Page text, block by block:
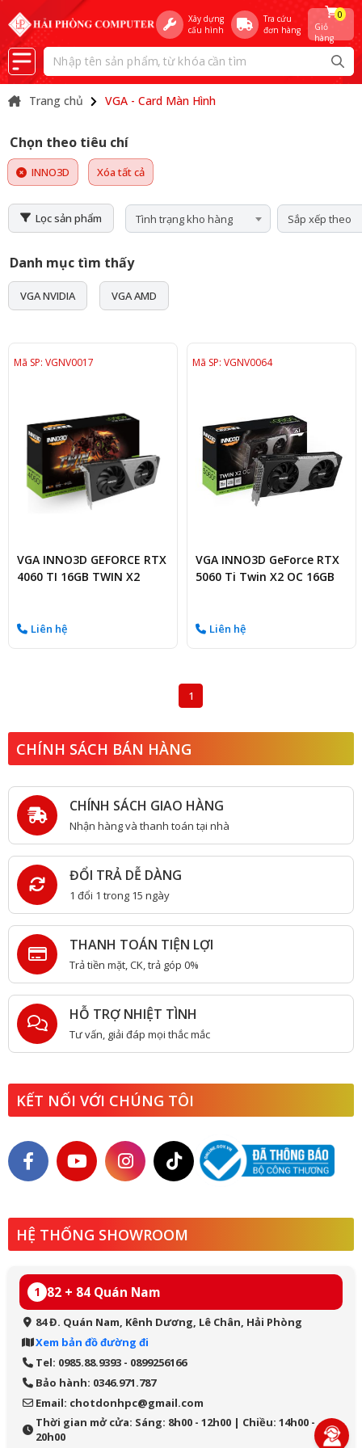
Xây dựng
cấu hình
Tra cứu
đơn hàng
Giỏ
hàng
0
Trang chủ VGA - Card Màn Hình
Chọn theo tiêu chí
INNO3D Xóa tất cả
Lọc sản phẩm Tình trạng kho hàng Sắp xếp theo
Danh mục tìm thấy
VGA NVIDIA VGA AMD
Mã SP: VGNV0017
VGA INNO3D GEFORCE RTX
4060 TI 16GB TWIN X2
Liên hệ
Mã SP: VGNV0064
VGA INNO3D GeForce RTX
5060 Ti Twin X2 OC 16GB
Liên hệ
1
CHÍNH SÁCH BÁN HÀNG
CHÍNH SÁCH GIAO HÀNG
Nhận hàng và thanh toán tại nhà
ĐỔI TRẢ DỄ DÀNG
1 đổi 1 trong 15 ngày
THANH TOÁN TIỆN LỢI
Trả tiền mặt, CK, trả góp 0%
HỖ TRỢ NHIỆT TÌNH
Tư vấn, giải đáp mọi thắc mắc
KẾT NỐI VỚI CHÚNG TÔI
HỆ THỐNG SHOWROOM
1 82 + 84 Quán Nam
84 Đ. Quán Nam, Kênh Dương, Lê Chân, Hải Phòng
Xem bản đồ đường đi
Tel: 0985.88.9393 - 0899256166
Bảo hành: 0346.971.787
Email: chotdonhpc@gmail.com
Thời gian mở cửa: Sáng: 8h00 - 12h00 | Chiều: 14h00 -
20h00